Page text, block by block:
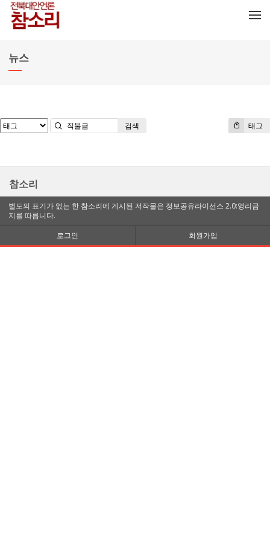
뉴스
태그
검색
참소리
별도의 표기가 없는 한 참소리에 게시된 저작물은 정보공유라이선스 2.0:영리금
지를 따릅니다.
로그인
회원가입